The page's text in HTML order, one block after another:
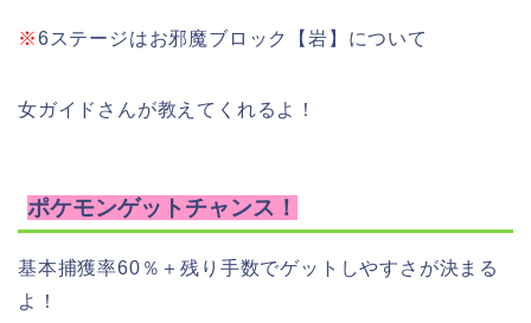
※6ステージはお邪魔ブロック【岩】について
女ガイドさんが教えてくれるよ！
ポケモンゲットチャンス！
基本捕獲率60％＋残り手数でゲットしやすさが決まる
よ！